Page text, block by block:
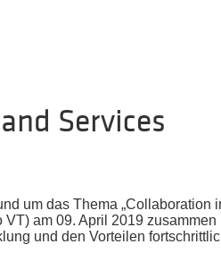
Services
um das Thema „Collaboration
am 09. April 2019 zusammen
und den Vorteilen